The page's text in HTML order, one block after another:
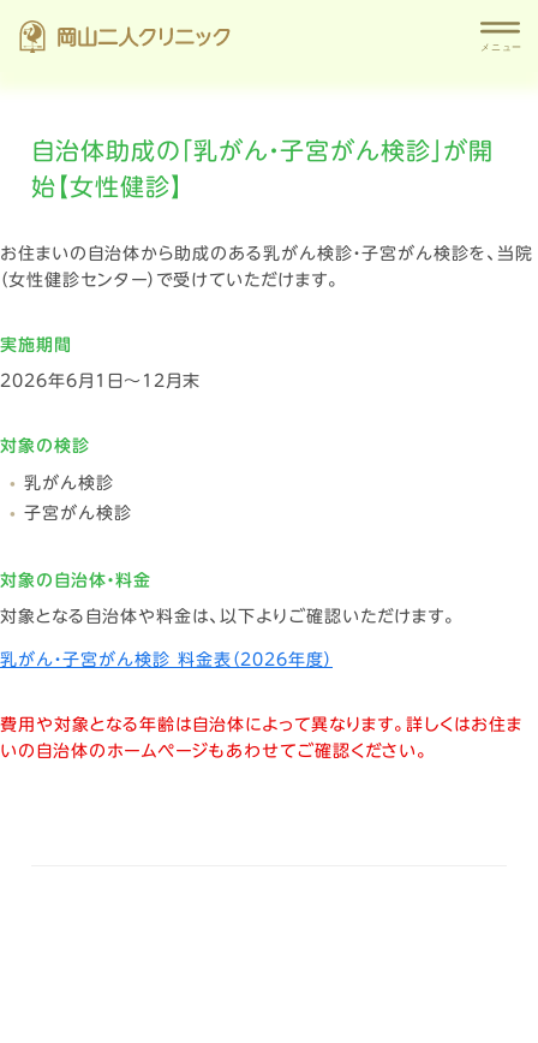
自治体助成の「乳がん・子宮がん検診」が開
始【女性健診】
お住まいの自治体から助成のある乳がん検診・子宮がん検診を、当院
（女性健診センター）で受けていただけます。
実施期間
2026年6月1日〜12月末
対象の検診
乳がん検診
子宮がん検診
対象の自治体・料金
対象となる自治体や料金は、以下よりご確認いただけます。
乳がん・子宮がん検診 料金表（2026年度）
費用や対象となる年齢は自治体によって異なります。詳しくはお住ま
いの自治体のホームページもあわせてご確認ください。